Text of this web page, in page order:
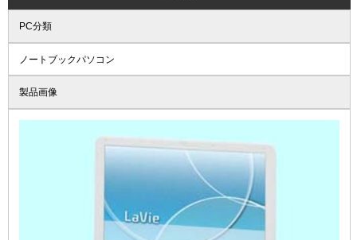
PC分類
ノートブックパソコン
製品画像